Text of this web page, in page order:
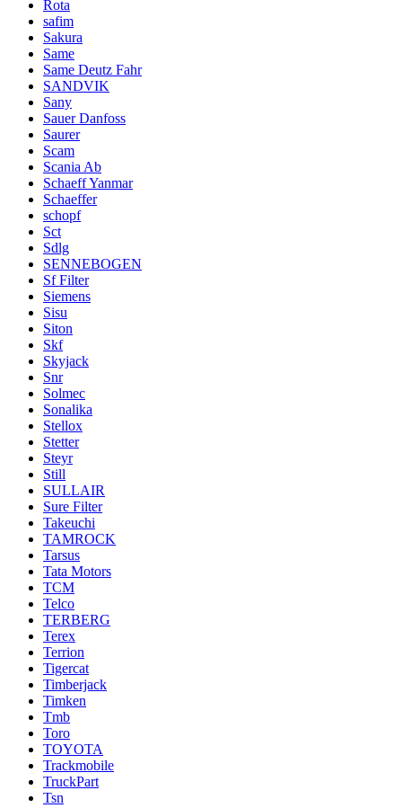
Rota
safim
Sakura
Same
Same Deutz Fahr
SANDVIK
Sany
Sauer Danfoss
Saurer
Scam
Scania Ab
Schaeff Yanmar
Schaeffer
schopf
Sct
Sdlg
SENNEBOGEN
Sf Filter
Siemens
Sisu
Siton
Skf
Skyjack
Snr
Solmec
Sonalika
Stellox
Stetter
Steyr
Still
SULLAIR
Sure Filter
Takeuchi
TAMROCK
Tarsus
Tata Motors
TCM
Telco
TERBERG
Terex
Terrion
Tigercat
Timberjack
Timken
Tmb
Toro
TOYOTA
Trackmobile
TruckPart
Tsn